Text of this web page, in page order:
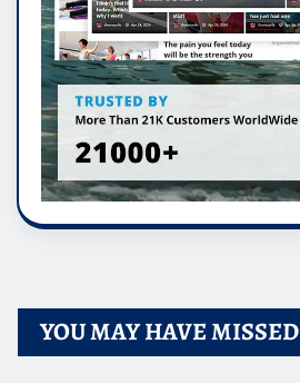
YOU MAY HAVE MISSED